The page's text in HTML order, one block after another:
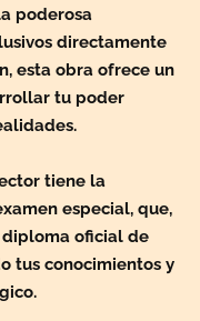
poderosa
directamente
esta obra ofrece un
tu poder
tiene la
especial, que,
oficial de
tus conocimientos y